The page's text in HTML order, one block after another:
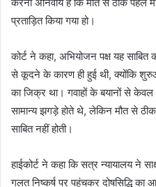
प्रताड़ित किया गया हो।
कोर्ट ने कहा, अभियोजन पक्ष यह
से कूदने के कारण ही हुई थी, क्योंकि
का जिक्र था। गवाहों के बयानों से
सामान्य झगड़े होते थे, लेकिन मौत से
साबित नहीं होती।
हाईकोर्ट ने कहा कि सत्र न्यायालय ने
गलत निष्कर्ष पर पहुंचकर दोषसिद्धि का